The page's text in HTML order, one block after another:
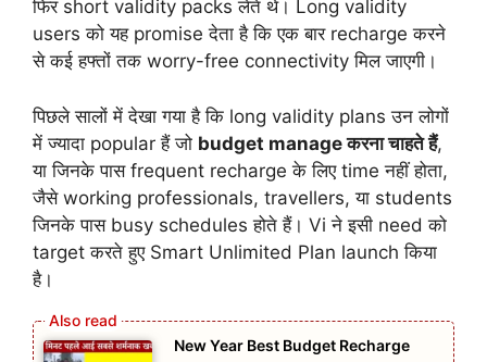
फिर short validity packs लेते थे। Long validity
users को यह promise देता है कि एक बार recharge करने
से कई हफ्तों तक worry-free connectivity मिल जाएगी।
पिछले सालों में देखा गया है कि long validity plans उन लोगों
में ज्यादा popular हैं जो budget manage करना चाहते हैं,
या जिनके पास frequent recharge के लिए time नहीं होता,
जैसे working professionals, travellers, या students
जिनके पास busy schedules होते हैं। Vi ने इसी need को
target करते हुए Smart Unlimited Plan launch किया
है।
New Year Best Budget Recharge